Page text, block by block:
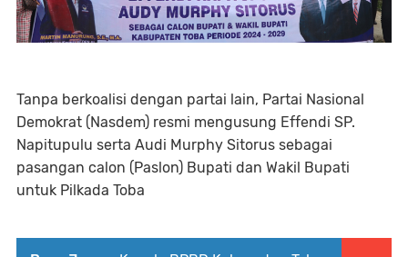
Tanpa berkoalisi dengan partai lain, Partai Nasional
Demokrat (Nasdem) resmi mengusung Effendi SP.
Napitupulu serta Audi Murphy Sitorus sebagai
pasangan calon (Paslon) Bupati dan Wakil Bupati
untuk Pilkada Toba